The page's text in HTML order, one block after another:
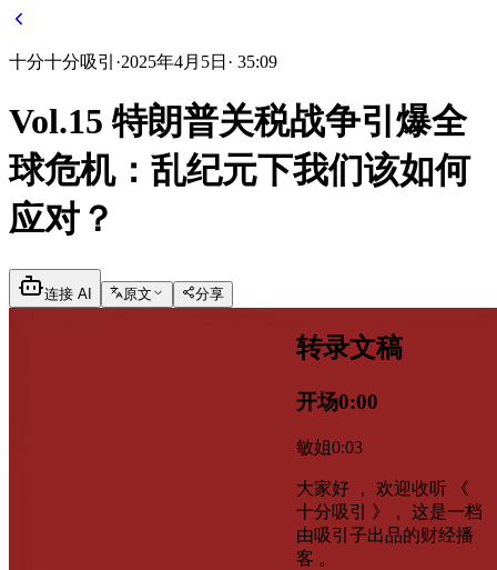
十分十分吸引 ·2025年4月5日 · 35:09
Vol.15 特朗普关税战争引爆全
球危机：乱纪元下我们该如何
应对？
连接 AI 原文 分享
转录文稿
开场0:00
敏姐0:03
大家好 ， 欢迎收听 《
十分吸引 》， 这是一档
由吸引子出品的财经播
客 。